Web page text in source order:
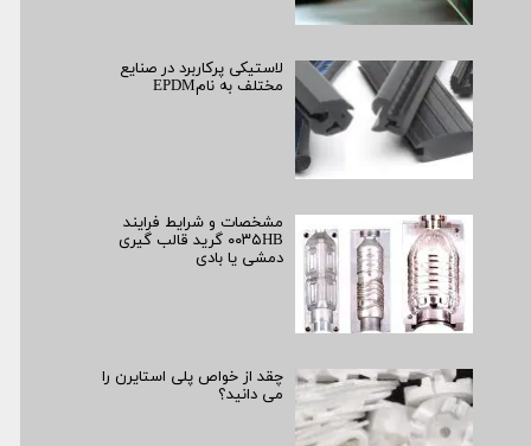
لاستیکی پرکاربرد در صنایع
مختلف به نامEPDM
مشخصات و شرایط فرایند
۰۰۳۵HB گرید قالب گیری
دمشی یا بادی
چقد از خواص پلی استایرن را
می دانید؟